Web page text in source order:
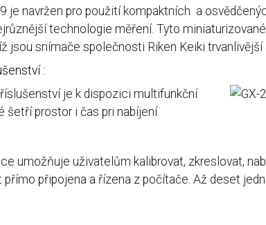
je navržen pro použití kompaktních a
technologie měření. Tyto
jsou snímače společnosti Riken Keiki
:
je k dispozici multifunkční
šetří prostor i čas pri nabíjení.
umožňuje uživatelům kalibrovat, zkreslovat,
přímo připojena a řízena z počítače. Až deset